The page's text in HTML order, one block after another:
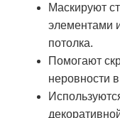
Маскируют
элементами
потолка.
Помогают
неровности